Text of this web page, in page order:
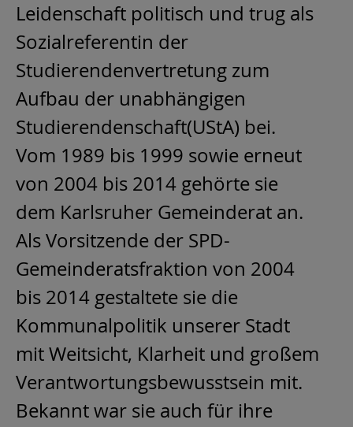
Leidenschaft politisch und trug als
Sozialreferentin der
Studierendenvertretung zum
Aufbau der unabhängigen
Studierendenschaft(UStA) bei.
Vom 1989 bis 1999 sowie erneut
von 2004 bis 2014 gehörte sie
dem Karlsruher Gemeinderat an.
Als Vorsitzende der SPD-
Gemeinderatsfraktion von 2004
bis 2014 gestaltete sie die
Kommunalpolitik unserer Stadt
mit Weitsicht, Klarheit und großem
Verantwortungsbewusstsein mit.
Bekannt war sie auch für ihre